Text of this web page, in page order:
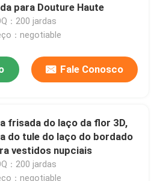
para Douture Haute
：200 jardas
：negotiable
Fale Conosco
frisada do laço da flor 3D,
do tule do laço do bordado
vestidos nupciais
：200 jardas
：negotiable